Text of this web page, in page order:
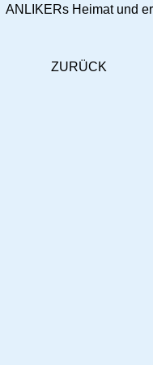
ANLIKERs Heimat und
ZURÜCK